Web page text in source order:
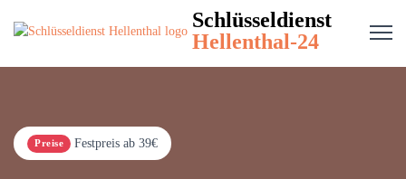
Schlüsseldienst
Hellenthal-24
Preise Festpreis ab 39€